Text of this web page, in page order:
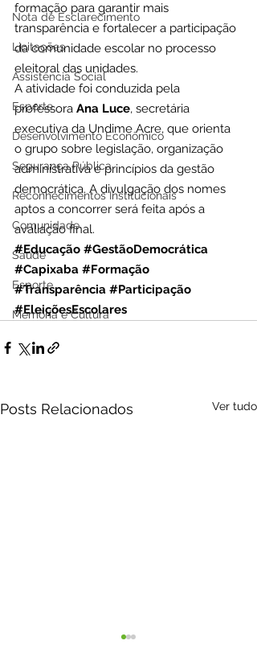
Nota de Esclarecimento
Licitações
Assistência Social
Esporte
Desenvolvimento Econômico
Segurança Pública
Reconhecimentos Institucionais
Comunidade
Saúde
Esporte
Memória e Cultura
formação para garantir mais
transparência e fortalecer a participação
da comunidade escolar no processo
eleitoral das unidades.
A atividade foi conduzida pela
professora Ana Luce, secretária
executiva da Undime Acre, que orienta
o grupo sobre legislação, organização
administrativa e princípios da gestão
democrática. A divulgação dos nomes
aptos a concorrer será feita após a
avaliação final.
#Educação #GestãoDemocrática
#Capixaba #Formação
#Transparência #Participação
#EleiçõesEscolares
Posts Relacionados Ver tudo